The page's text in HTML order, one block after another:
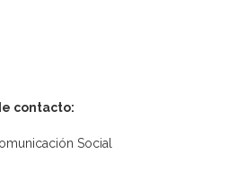
contacto:
Social